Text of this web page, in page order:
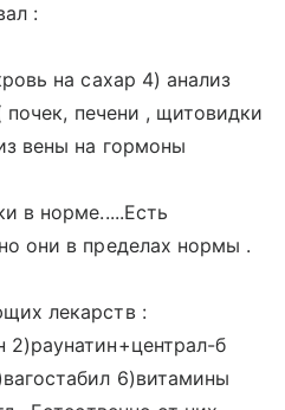
:
на сахар 4) анализ
печени , щитовидки
вены на гормоны
в норме.....Есть
они в пределах нормы .
лекарств :
2)раунатин+централ-б
6)витамины